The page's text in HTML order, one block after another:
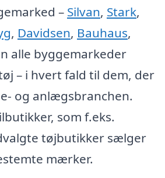
– Silvan, Stark,
, Davidsen, Bauhaus,
alle byggemarkeder
– i hvert fald til dem, der
og anlægsbranchen.
som f.eks.
tøjbutikker sælger
mærker.